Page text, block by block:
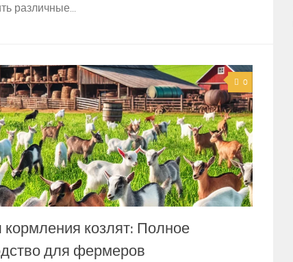
различные...
0
козлят: Полное
для фермеров